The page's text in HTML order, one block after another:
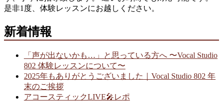
是非1度、体験レッスンにお越しください。
新着情報
「声が出ないかも…」と思っている方へ 〜Vocal Studio
802 体験レッスンについて〜
2025年もありがとうございました｜Vocal Studio 802 年
末のご挨拶
アコースティックLIVE🎤レポ